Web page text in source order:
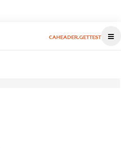
CAHEADER.GETTEST